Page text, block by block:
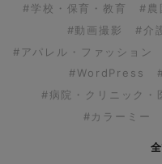
#学校・保育・教育
#農
#動画撮影
#介
#アパレル・ファッション
#WordPress
#病院・クリニック・
#カラーミー